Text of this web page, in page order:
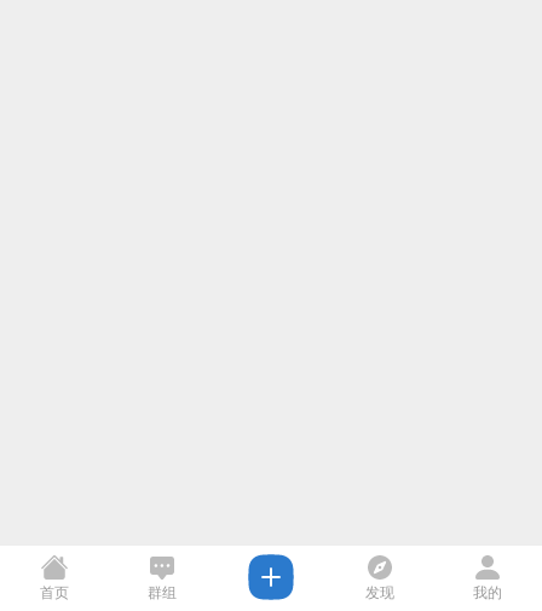
首页 群组 发现 我的